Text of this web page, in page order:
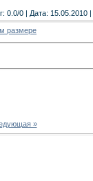
0.0/0 | Дата: 15.05.2010 |
размере
»